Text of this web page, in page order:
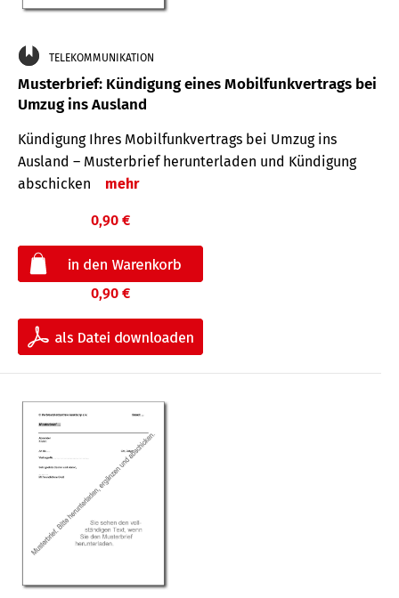
TELEKOMMUNIKATION
Musterbrief: Kündigung eines Mobilfunkvertrags bei
Umzug ins Ausland
Kündigung Ihres Mobilfunkvertrags bei Umzug ins
Ausland – Musterbrief herunterladen und Kündigung
abschicken
mehr
0,90 €
0,90 €